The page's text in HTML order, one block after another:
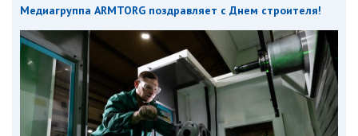
Медиагруппа ARMTORG поздравляет с Днем строителя!